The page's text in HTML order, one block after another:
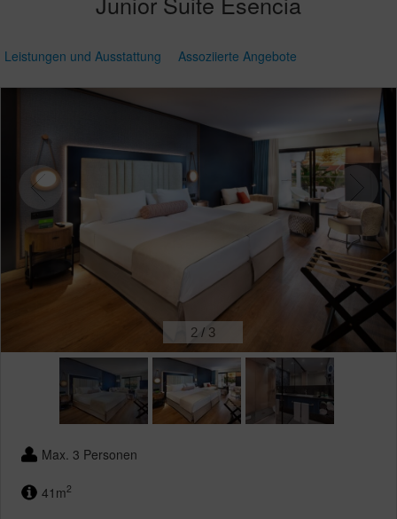
Leistungen und Ausstattung Assoziierte Angebote
2 / 3
Max. 3 Personen
41m2